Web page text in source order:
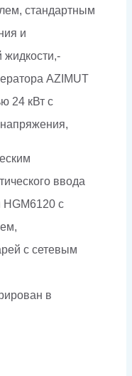
стандартным
и
AZIMUT
24 кВт c
ввода
с
с сетевым
в